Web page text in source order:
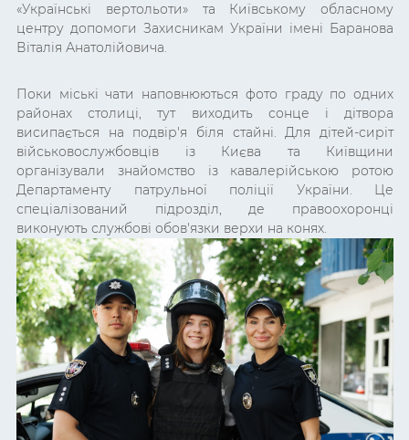
«Українські вертольоти» та Київському обласному
центру допомоги Захисникам України імені Баранова
Віталія Анатолійовича.
Поки міські чати наповнюються фото граду по одних
районах столиці, тут виходить сонце і дітвора
висипається на подвір'я біля стайні. Для дітей-сиріт
військовослужбовців із Києва та Київщини
організували знайомство із кавалерійською ротою
Департаменту патрульної поліції України. Це
спеціалізований підрозділ, де правоохоронці
виконують службові обов'язки верхи на конях.